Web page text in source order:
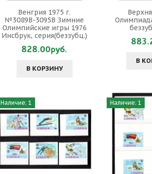
Венгрия 1975 г.
№3089В-3095В Зимние
Олимпийские игры 1976
Инсбрук, серия(беззубц.)
828.00руб.
В КОРЗИНУ
В
Наличие: 1 Наличие: 1